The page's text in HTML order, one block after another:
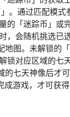
。通过匹配模式
的「迷踪币」或
，会随机挑选已
地图。未解锁的
锁对应区域的七
的七天神像后才
成游戏，才可获